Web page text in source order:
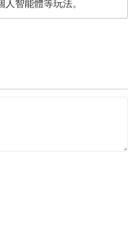
智能體等玩法。